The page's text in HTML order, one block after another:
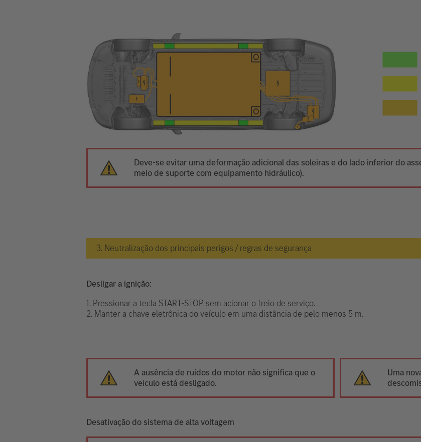
Deve-se evitar uma deformação adicional das soleiras e do lado inferior do
meio de suporte com equipamento hidráulico).
3. Neutralização dos principais perigos / regras de segurança
Desligar a ignição:
1. Pressionar a tecla START-STOP sem acionar o freio de serviço.
2. Manter a chave eletrônica do veículo em uma distância de pelo menos 5 m.
A ausência de ruídos do motor não significa que o
veículo está desligado.
Uma
Desativação do sistema de alta voltagem